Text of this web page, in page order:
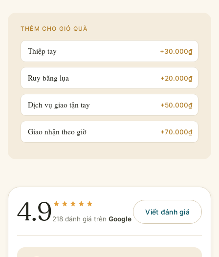
THÊM CHO GIỎ QUÀ
Thiệp tay +30.000₫
Ruy băng lụa +20.000₫
Dịch vụ giao tận tay +50.000₫
Giao nhận theo giờ +70.000₫
4.9218 đánh giá trên Google
Viết đánh giá